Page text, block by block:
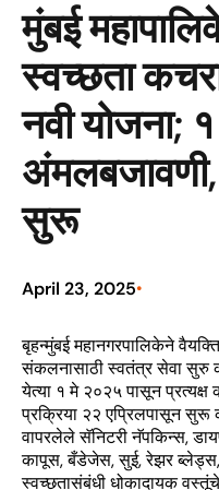
मुंबई
स्वच्छता
नवी योजना;
अंमलबजावणी,
सुरू
April 23, 2025•
बृहन्मुंबई महानगरपालिकेने
संकलनासाठी स्वतंत्र सेवा सुरु
येत्या १ मे २०२५ पासून प्रत्यक्ष
प्रक्रिया २२ एप्रिलपासून
वापरलेले सॅनिटरी नॅपकिन्स,
कापूस, बँडेजेस, सुई, रेझर
स्वच्छतासंबंधी धोकादायक